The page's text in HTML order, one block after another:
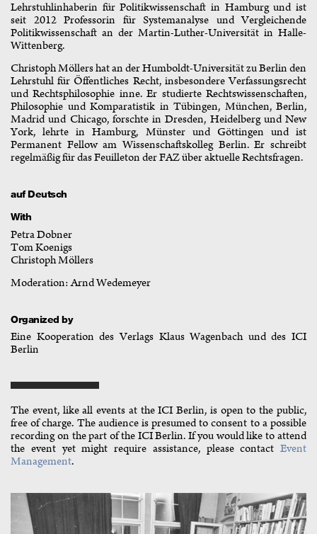
Lehrstuhlinhaberin für Politikwissenschaft in Hamburg und ist
seit 2012 Professorin für Systemanalyse und Vergleichende
Politikwissenschaft an der Martin-Luther-Universität in Halle-
Wittenberg.
Christoph Möllers hat an der Humboldt-Universität zu Berlin den
Lehrstuhl für Öffentliches Recht, insbesondere Verfassungsrecht
und Rechtsphilosophie inne. Er studierte Rechtswissenschaften,
Philosophie und Komparatistik in Tübingen, München, Berlin,
Madrid und Chicago, forschte in Dresden, Heidelberg und New
York, lehrte in Hamburg, Münster und Göttingen und ist
Permanent Fellow am Wissenschaftskolleg Berlin. Er schreibt
regelmäßig für das Feuilleton der FAZ über aktuelle Rechtsfragen.
auf Deutsch
With
Petra Dobner
Tom Koenigs
Christoph Möllers
Moderation: Arnd Wedemeyer
Organized by
Eine Kooperation des Verlags Klaus Wagenbach und des ICI
Berlin
The event, like all events at the ICI Berlin, is open to the public,
free of charge. The audience is presumed to consent to a possible
recording on the part of the ICI Berlin. If you would like to attend
the event yet might require assistance, please contact Event
Management.